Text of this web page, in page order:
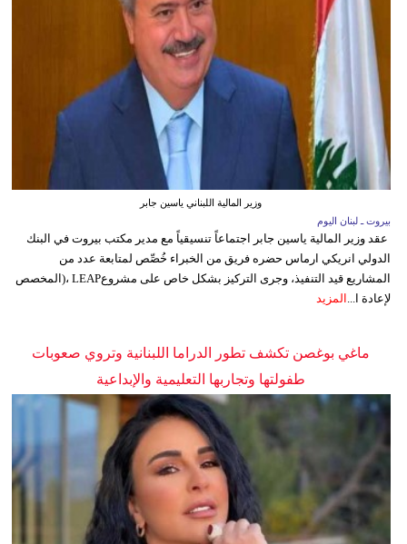
وزير المالية اللبناني ياسين جابر
بيروت ـ لبنان اليوم
عقد وزير المالية ياسين جابر اجتماعاً تنسيقياً مع مدير مكتب بيروت في البنك
الدولي انريكي ارماس حضره فريق من الخبراء خُصِّص لمتابعة عدد من
المشاريع قيد التنفيذ، وجرى التركيز بشكل خاص على مشروعLEAP ،(المخصص
لإعادة ا... المزيد
ماغي بوغصن تكشف تطور الدراما اللبنانية وتروي صعوبات
طفولتها وتجاربها التعليمية والإبداعية